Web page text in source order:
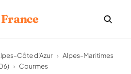
France
Côte d'Azur › Alpes-Maritimes
› Courmes